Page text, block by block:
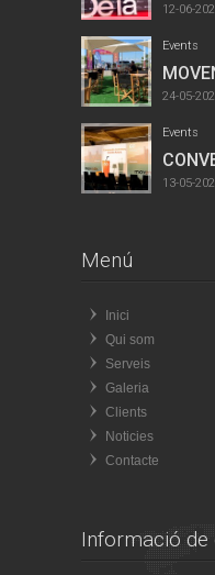
12-06-
Events
24-05-
Events
13-05-
Menú
Inici
Qui som
Serveis
Galeria
Clients
Noticies
Contacte
Informació de